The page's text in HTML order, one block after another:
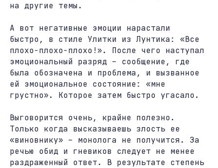
на другие темы.
А вот негативные эмоции нарастали
быстро, в стиле Улитки из Лунтика: «Все
плохо-плохо-плохо!». После чего наступал
эмоциональный разряд – сообщение, где
была обозначена и проблема, и вызванное
ей эмоциональное состояние: «мне
грустно». Которое затем быстро угасало.
Выговорится очень, крайне полезно.
Только когда высказываешь злость ее
«виновнику» – монолога не получится. За
речью обид и гневиков следует не менее
раздраженный ответ. В результате степень